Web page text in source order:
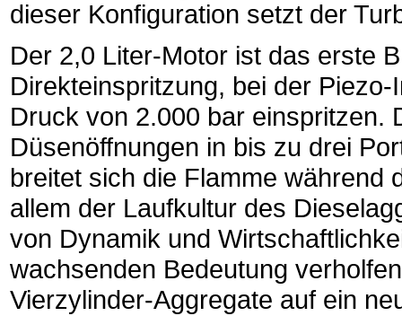
dieser Konfiguration setzt der
Der 2,0 Liter-Motor ist das erste
Direkteinspritzung, bei der
Druck von 2.000 bar einspritzen.
Düsenöffnungen in bis zu drei
breitet sich die Flamme während
allem der Laufkultur des
von Dynamik und
wachsenden Bedeutung
Vierzylinder-Aggregate auf ein